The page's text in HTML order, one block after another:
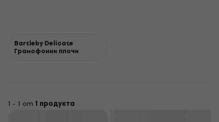
Bartleby Delicate
Грамофонни плочи
1 - 1 от 1 продукта